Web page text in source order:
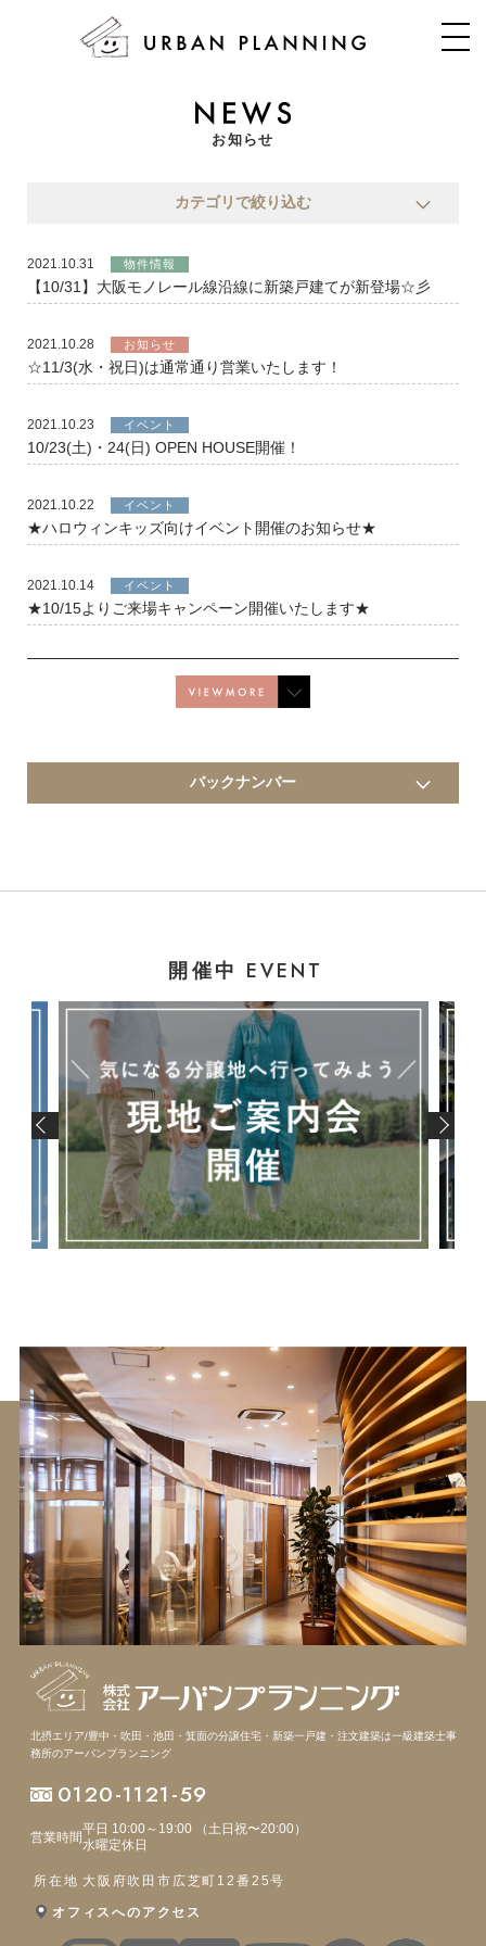
お知らせ
カテゴリで絞り込む
2021.10.31 物件情報
【10/31】大阪モノレール線沿線に新築戸建てが新登場☆彡
2021.10.28 お知らせ
☆11/3(水・祝日)は通常通り営業いたします！
2021.10.23 イベント
10/23(土)・24(日) OPEN HOUSE開催！
2021.10.22 イベント
★ハロウィンキッズ向けイベント開催のお知らせ★
2021.10.14 イベント
★10/15よりご来場キャンペーン開催いたします★
バックナンバー
開催中 EVENT
北摂エリア/豊中・吹田・池田・箕面の分譲住宅・新築一戸建・注文建築は一級建築士事
務所のアーバンプランニング
0120-1121-59
営業時間
平日 10:00～19:00 （土日祝〜20:00）
水曜定休日
所在地 大阪府吹田市広芝町12番25号
オフィスへのアクセス